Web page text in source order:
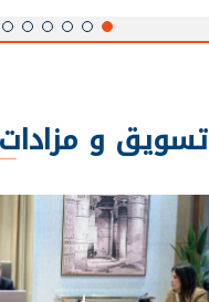
تسويق و مزادات